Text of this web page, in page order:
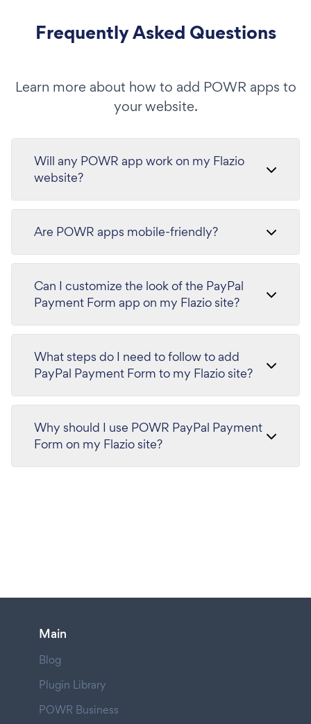
Frequently Asked Questions
Learn more about how to add POWR apps to
your website.
Will any POWR app work on my Flazio
website?
Are POWR apps mobile-friendly?
Can I customize the look of the PayPal
Payment Form app on my Flazio site?
What steps do I need to follow to add
PayPal Payment Form to my Flazio site?
Why should I use POWR PayPal Payment
Form on my Flazio site?
Main
Blog
Plugin Library
POWR Business